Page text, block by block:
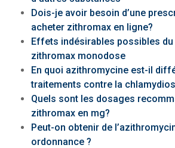
Dois-je avoir besoin d’une
acheter zithromax en ligne?
Effets indésirables possibles
zithromax monodose
En quoi azithromycine est-il
traitements contre la
Quels sont les dosages
zithromax en mg?
Peut-on obtenir de
ordonnance ?